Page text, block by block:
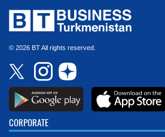
© 2026 BT All rights reserved.
CORPORATE